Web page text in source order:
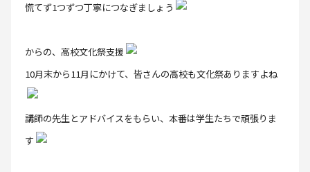
慌てず1つずつ丁寧につなぎましょう
からの、高校文化祭支援
10月末から11月にかけて、皆さんの高校も文化祭ありますよね
講師の先生とアドバイスをもらい、本番は学生たちで頑張りま
す